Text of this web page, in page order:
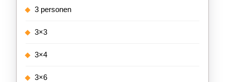
3 personen
3×3
3×4
3×6